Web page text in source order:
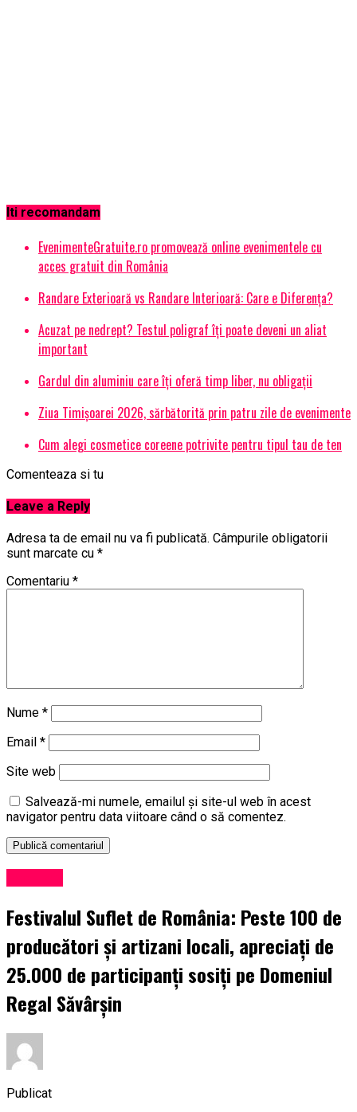
Iti recomandam
EvenimenteGratuite.ro promovează online evenimentele cu
acces gratuit din România
Randare Exterioară vs Randare Interioară: Care e Diferența?
Acuzat pe nedrept? Testul poligraf îţi poate deveni un aliat
important
Gardul din aluminiu care îți oferă timp liber, nu obligații
Ziua Timișoarei 2026, sărbătorită prin patru zile de evenimente
Cum alegi cosmetice coreene potrivite pentru tipul tau de ten
Comenteaza si tu
Leave a Reply
Adresa ta de email nu va fi publicată. Câmpurile obligatorii
sunt marcate cu *
Comentariu *
Nume *
Email *
Site web
Salvează-mi numele, emailul și site-ul web în acest
navigator pentru data viitoare când o să comentez.
Festivalul Suflet de România: Peste 100 de
producători și artizani locali, apreciați de
25.000 de participanți sosiți pe Domeniul
Regal Săvârșin
Publicat